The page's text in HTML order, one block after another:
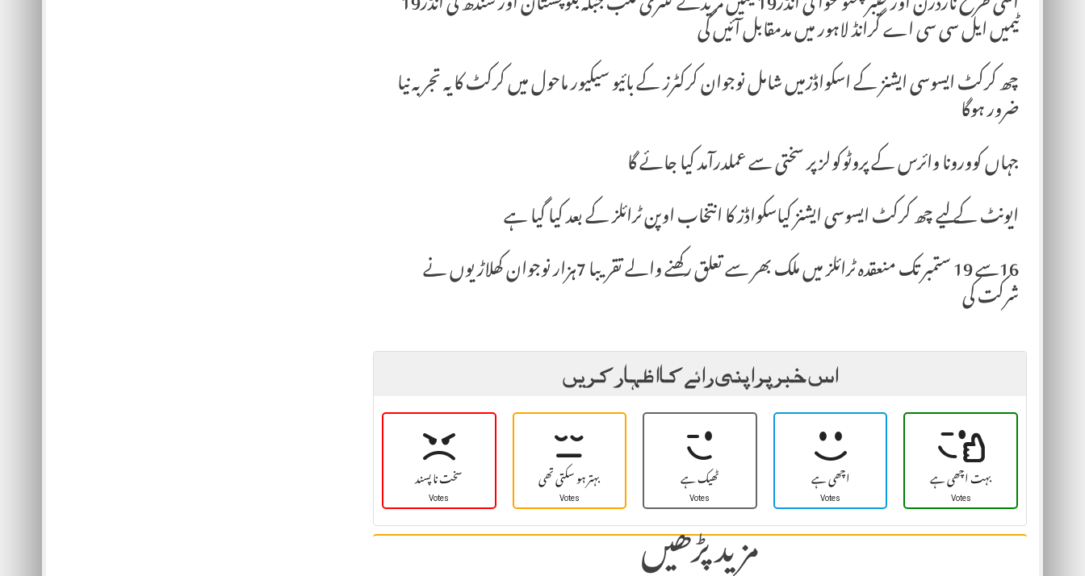
ٹیمیں ایل سی سی اے گرانڈ لاہور میں مدمقابل آئیں گی
چھ کرکٹ ایسوسی ایشنز کے اسکواڈزمیں شامل نوجوان کرکٹرز کے بائیو سیکیور ماحول میں کرکٹ کا یہ تجربہ نیا
ضرور ہوگا
جہاں کوورونا وائرس کے پروٹوکولز پر سختی سے عملدرآمد کیا جائے گا
ایونٹ کے لیے چھ کرکٹ ایسوسی ایشنز کیاسکواڈز کا انتخاب اوپن ٹرائلز کے بعد کیا گیا ہے
16سے 19 ستمبر تک منعقدہ ٹرائلز میں ملک بھر سے تعلق رکھنے والے تقریبا 7ہزار نوجوان کھلاڑیوں نے
شرکت کی
اس خبر پر اپنی رائے کا اظہار کریں
سخت نا پسند
Votes بہتر ہو سکتی تھی
Votes ٹھیک ہے
Votes اچھی ہے
Votes بہت اچھی ہے
Votes
مزید پڑھیں